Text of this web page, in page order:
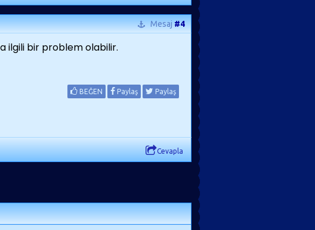
Mesaj#4
ilgili bir problem olabilir.
BEĞEN Paylaş Paylaş
Cevapla